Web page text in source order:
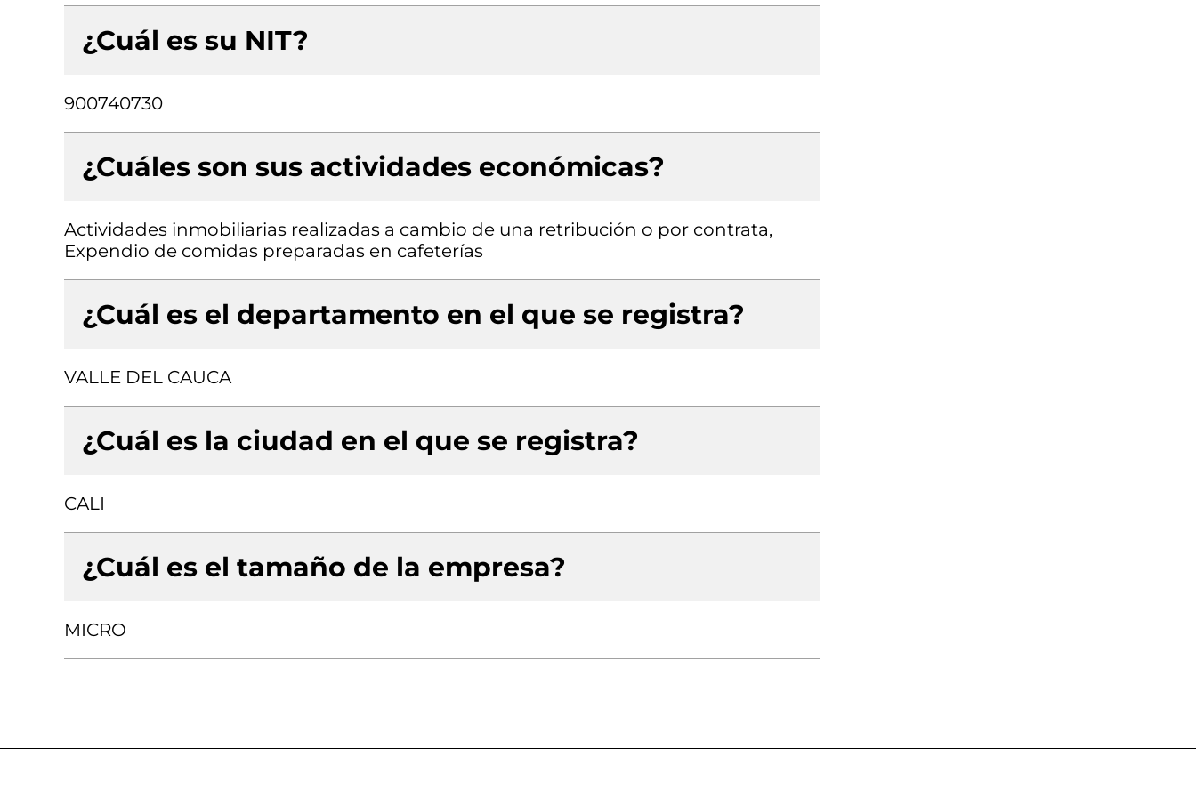
¿Cuál es su NIT?
900740730
¿Cuáles son sus actividades económicas?
Actividades inmobiliarias realizadas a cambio de una retribución o por contrata,
Expendio de comidas preparadas en cafeterías
¿Cuál es el departamento en el que se registra?
VALLE DEL CAUCA
¿Cuál es la ciudad en el que se registra?
CALI
¿Cuál es el tamaño de la empresa?
MICRO